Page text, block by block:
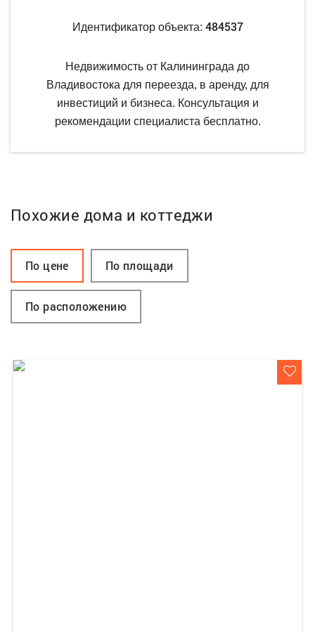
Идентификатор объекта: 484537
Недвижимость от Калининграда до
Владивостока для переезда, в аренду, для
инвестиций и бизнеса. Консультация и
рекомендации специалиста бесплатно.
Похожие дома и коттеджи
По цене По площади
По расположению